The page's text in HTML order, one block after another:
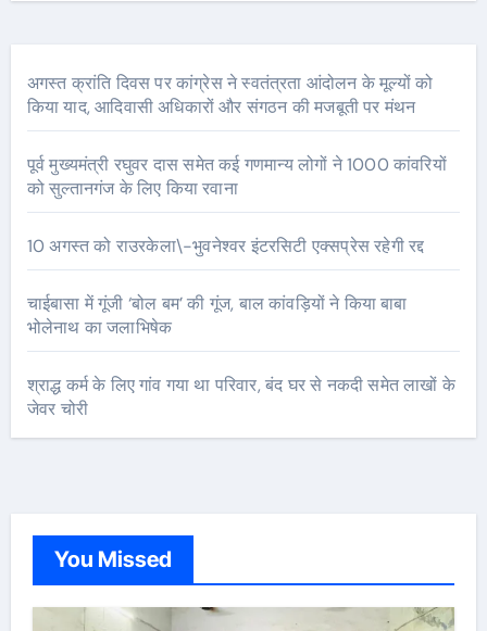
अगस्त क्रांति दिवस पर कांग्रेस ने स्वतंत्रता आंदोलन के मूल्यों को
किया याद, आदिवासी अधिकारों और संगठन की मजबूती पर मंथन
पूर्व मुख्यमंत्री रघुवर दास समेत कई गणमान्य लोगों ने 1000 कांवरियों
को सुल्तानगंज के लिए किया रवाना
10 अगस्त को राउरकेला\-भुवनेश्वर इंटरसिटी एक्सप्रेस रहेगी रद्द
चाईबासा में गूंजी ‘बोल बम’ की गूंज, बाल कांवड़ियों ने किया बाबा
भोलेनाथ का जलाभिषेक
श्राद्ध कर्म के लिए गांव गया था परिवार, बंद घर से नकदी समेत लाखों के
जेवर चोरी
You Missed